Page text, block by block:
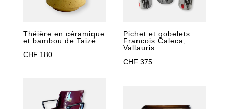
Théière en céramique
et bambou de Taizé
CHF 180
Pichet et gobelets
Francois Caleca,
Vallauris
CHF 375